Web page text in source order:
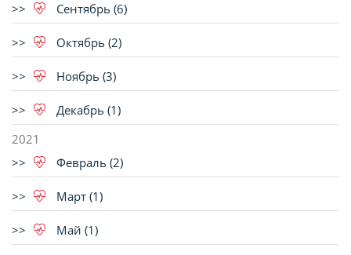
Сентябрь (6)
Октябрь (2)
Ноябрь (3)
Декабрь (1)
2021
Февраль (2)
Март (1)
Май (1)